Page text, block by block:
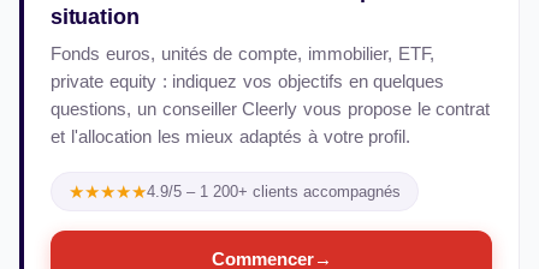
situation
Fonds euros, unités de compte, immobilier, ETF,
private equity : indiquez vos objectifs en quelques
questions, un conseiller Cleerly vous propose le contrat
et l'allocation les mieux adaptés à votre profil.
★★★★★4.9/5 – 1 200+ clients accompagnés
Commencer→